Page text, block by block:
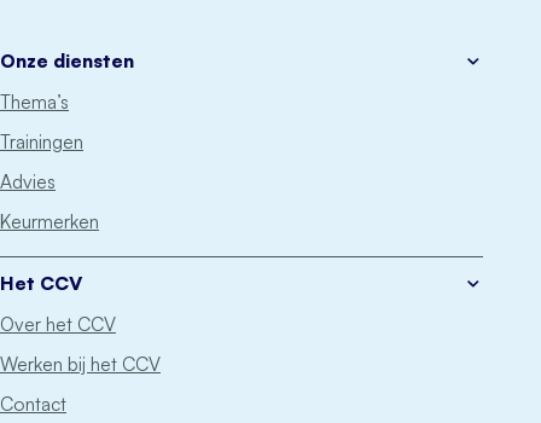
Onze diensten
Thema’s
Trainingen
Advies
Keurmerken
Het CCV
Over het CCV
Werken bij het CCV
Contact